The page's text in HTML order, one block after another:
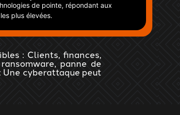
de pointe, répondant aux
plus élevées.
: Clients, finances,
panne de
cyberattaque peut